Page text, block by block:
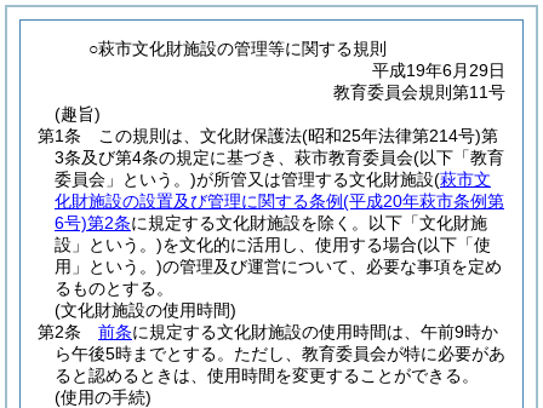
○萩市文化財施設の管理等に関する規則
平成19年6月29日
教育委員会規則第11号
(趣旨)
第1条
この規則は、文化財保護法(昭和25年法律第214号)第
3条及び第4条の規定に基づき、萩市教育委員会(以下「教育
委員会」という。)が所管又は管理する文化財施設(萩市文
化財施設の設置及び管理に関する条例(平成20年萩市条例第
6号)第2条に規定する文化財施設を除く。以下「文化財施
設」という。)を文化的に活用し、使用する場合(以下「使
用」という。)の管理及び運営について、必要な事項を定め
るものとする。
(文化財施設の使用時間)
第2条
前条に規定する文化財施設の使用時間は、午前9時か
ら午後5時までとする。 ただし、教育委員会が特に必要があ
ると認めるときは、使用時間を変更することができる。
(使用の手続)